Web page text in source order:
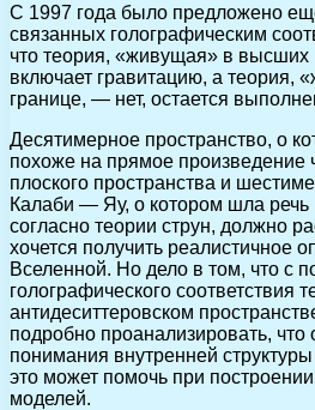
С 1997 года было предложено
связанных голографическим
что теория, «живущая» в высших
включает гравитацию, а теория,
границе, — нет, остается
Десятимерное пространство, о
похоже на прямое произведение
плоского пространства и
Калаби — Яу, о котором шла
согласно теории струн, должно
хочется получить реалистичное
Вселенной. Но дело в том, что с
голографического соответствия
антидеситтеровском
подробно проанализировать, что
понимания внутренней
это может помочь при
моделей.